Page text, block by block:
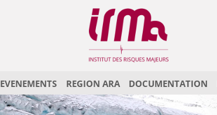
EVENEMENTS REGION ARA DOCUMENTATION